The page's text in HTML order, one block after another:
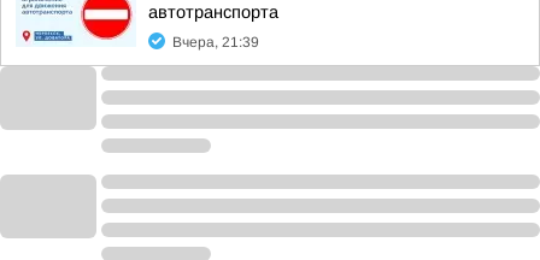
автотранспорта
Вчера, 21:39